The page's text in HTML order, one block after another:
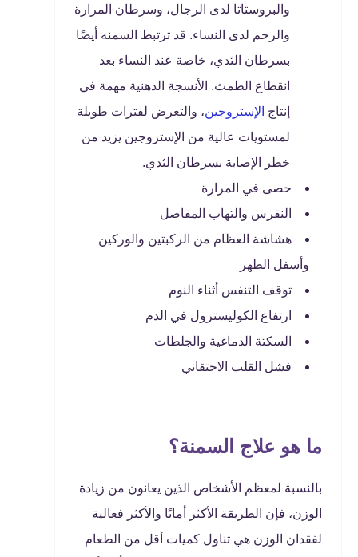
والبروستاتا لدى الرجال، وسرطان المرارة
والرحم لدى النساء. قد ترتبط السمنه أيضًا
بسرطان الثدي، خاصة عند النساء بعد
انقطاع الطمث. الأنسجة الدهنية مهمة في
إنتاج الإستروجين، والتعرض لفترات طويلة
لمستويات عالية من الإستروجين يزيد من
خطر الإصابة بسرطان الثدي.
حصى في المرارة
النقرس والتهاب المفاصل
هشاشة العظام من الركبتين والوركين
وأسفل الظهر
توقف التنفس أثناء النوم
ارتفاع الكوليسترول في الدم
السكتة الدماغية والجلطات
فشل القلب الاحتقاني
ما هو علاج السمنة؟
بالنسبة لمعظم الأشخاص الذين يعانون من زيادة
الوزن، فإن الطريقة الأكثر أمانًا والأكثر فعالية
لفقدان الوزن هي تناول كميات أقل من الطعام